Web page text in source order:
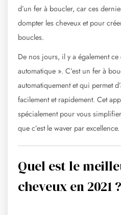
d’un fer à boucler, car ces
dompter les cheveux et pour
boucles.
De nos jours, il y a également
automatique ». C’est un fer à
automatiquement et qui permet
facilement et rapidement. Cet
spécialement pour vous
que c’est le waver par excellence.
Quel est le
cheveux en 2021 ?